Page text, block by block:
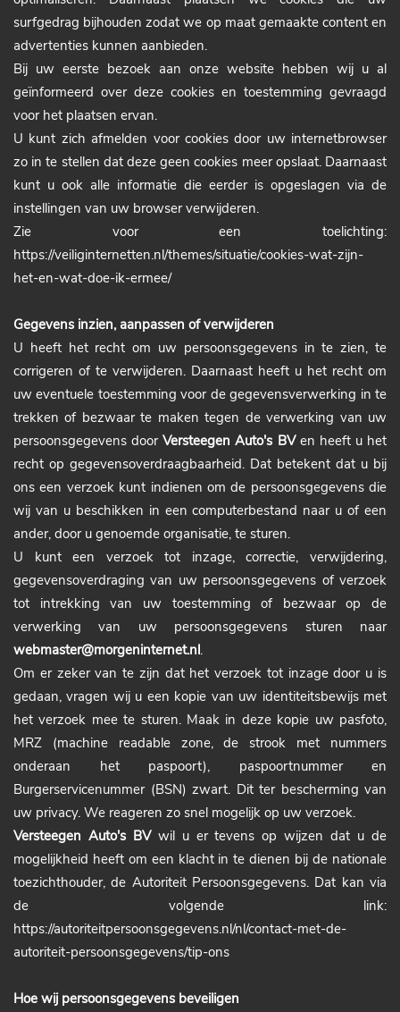
surfgedrag bijhouden zodat we op maat gemaakte content en
advertenties kunnen aanbieden.
Bij uw eerste bezoek aan onze website hebben wij u al
geïnformeerd over deze cookies en toestemming gevraagd
voor het plaatsen ervan.
U kunt zich afmelden voor cookies door uw internetbrowser
zo in te stellen dat deze geen cookies meer opslaat. Daarnaast
kunt u ook alle informatie die eerder is opgeslagen via de
instellingen van uw browser verwijderen.
Zie voor een toelichting:
https://veiliginternetten.nl/themes/situatie/cookies-wat-zijn-
het-en-wat-doe-ik-ermee/
Gegevens inzien, aanpassen of verwijderen
U heeft het recht om uw persoonsgegevens in te zien, te
corrigeren of te verwijderen. Daarnaast heeft u het recht om
uw eventuele toestemming voor de gegevensverwerking in te
trekken of bezwaar te maken tegen de verwerking van uw
persoonsgegevens doorVersteegen Auto's BVen heeft u het
recht op gegevensoverdraagbaarheid. Dat betekent dat u bij
ons een verzoek kunt indienen om de persoonsgegevens die
wij van u beschikken in een computerbestand naar u of een
ander, door u genoemde organisatie, te sturen.
U kunt een verzoek tot inzage, correctie, verwijdering,
gegevensoverdraging van uw persoonsgegevens of verzoek
tot intrekking van uw toestemming of bezwaar op de
verwerking van uw persoonsgegevens sturen naar
webmaster@morgeninternet.nl.
Om er zeker van te zijn dat het verzoek tot inzage door u is
gedaan, vragen wij u een kopie van uw identiteitsbewijs met
het verzoek mee te sturen. Maak in deze kopie uw pasfoto,
MRZ (machine readable zone, de strook met nummers
onderaan het paspoort), paspoortnummer en
Burgerservicenummer (BSN) zwart. Dit ter bescherming van
uw privacy. We reageren zo snel mogelijk op uw verzoek.
Versteegen Auto's BVwil u er tevens op wijzen dat u de
mogelijkheid heeft om een klacht in te dienen bij de nationale
toezichthouder, de Autoriteit Persoonsgegevens. Dat kan via
de volgende link:
https://autoriteitpersoonsgegevens.nl/nl/contact-met-de-
autoriteit-persoonsgegevens/tip-ons
Hoe wij persoonsgegevens beveiligen